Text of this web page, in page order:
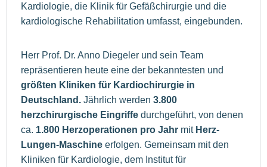
Kardiologie, die Klinik für Gefäßchirurgie und die
kardiologische Rehabilitation umfasst, eingebunden.
Herr Prof. Dr. Anno Diegeler und sein Team
repräsentieren heute eine der bekanntesten und
größten Kliniken für Kardiochirurgie in
Deutschland. Jährlich werden 3.800
herzchirurgische Eingriffe durchgeführt, von denen
ca. 1.800 Herzoperationen pro Jahr mit Herz-
Lungen-Maschine erfolgen. Gemeinsam mit den
Kliniken für Kardiologie, dem Institut für